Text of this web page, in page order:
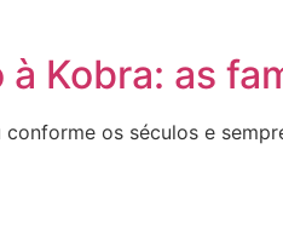
Kobra: as
os séculos e